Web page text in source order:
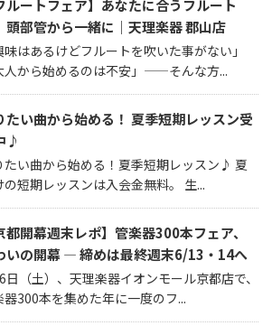
ルートフェア】あなたに合うフルート
頭部管から一緒に｜天理楽器 郡山店
味はあるけどフルートを吹いた事がない」
人から始めるのは不安」——そんな方...
たい曲から始める！ 夏季短期レッスン受
♪
たい曲から始める！夏季短期レッスン♪ 夏
の短期レッスンは入会金無料。 生...
都開幕週末レポ】管楽器300本フェア、
いの開幕 — 締めは最終週末6/13・14へ
日（土）、天理楽器イオンモール京都店で、
器300本を集めた年に一度のフ...